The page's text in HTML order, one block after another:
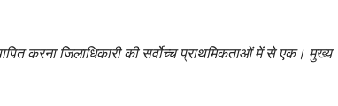
करना जिलाधिकारी की सर्वोच्च प्राथमिकताओं में से एक। मुख्य